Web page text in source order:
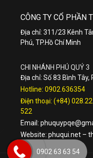
CÔNG TY CỔ PHẦN
Địa chỉ: 311/23 Kênh
Phú, TP.Hồ Chí Minh
CHI NHÁNH PHÚ QUÝ 3
Địa chỉ: Số 83 Bình Tây,
Hotline: 0902.636354
Điện thoại: (+84)
522
Email:
Website: phuqui.net –
0902 63 63 54